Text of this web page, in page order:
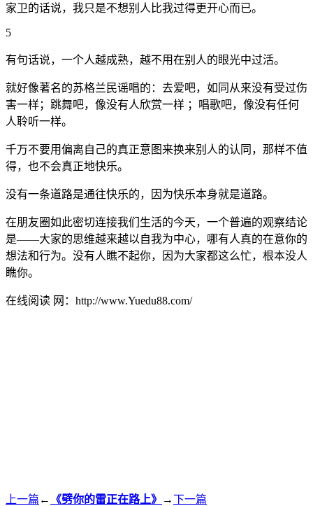
家卫的话说，我只是不想别人比我过得更开心而已。
5
有句话说，一个人越成熟，越不用在别人的眼光中过活。
就好像著名的苏格兰民谣唱的：去爱吧，如同从来没有受过伤
害一样；跳舞吧，像没有人欣赏一样 ；唱歌吧，像没有任何
人聆听一样。
千万不要用偏离自己的真正意图来换来别人的认同，那样不值
得，也不会真正地快乐。
没有一条道路是通往快乐的，因为快乐本身就是道路。
在朋友圈如此密切连接我们生活的今天，一个普遍的观察结论
是——大家的思维越来越以自我为中心，哪有人真的在意你的
想法和行为。没有人瞧不起你，因为大家都这么忙，根本没人
瞧你。
在线阅读 网：http://www.Yuedu88.com/
上一篇 ← 《劈你的雷正在路上》 →下一篇